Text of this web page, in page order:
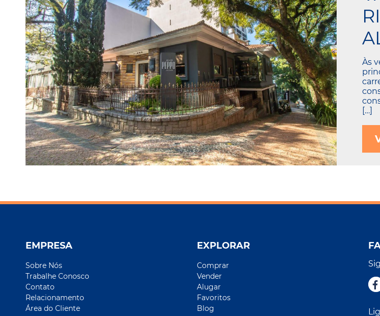
Às
[…]
EMPRESA
Sobre Nós
Trabalhe Conosco
Contato
Relacionamento
Área do Cliente
EXPLORAR
Comprar
Vender
Alugar
Favoritos
Blog